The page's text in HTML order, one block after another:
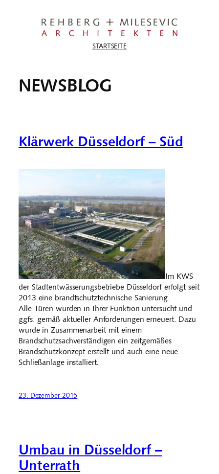
STARTSEITE
NEWSBLOG
Klärwerk Düsseldorf – Süd
Im KWS
der Stadtentwässerungsbetriebe Düsseldorf erfolgt seit
2013 eine brandtschutztechnische Sanierung.
Alle Türen wurden in Ihrer Funktion untersucht und
ggfs. gemäß aktueller Anforderungen erneuert. Dazu
wurde in Zusammenarbeit mit einem
Brandschutzsachverständigen ein zeitgemäßes
Brandschutzkonzept erstellt und auch eine neue
Schließanlage installiert.
23. Dezember 2015
Umbau in Düsseldorf –
Unterrath